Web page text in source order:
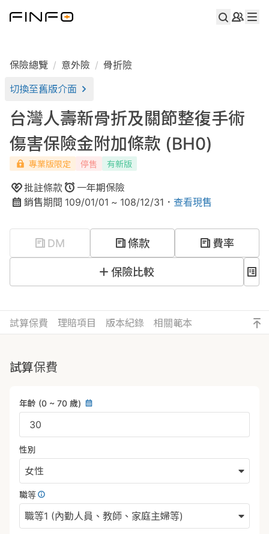
保險總覽 意外險
骨折險
切換至舊版介面
台灣人壽新骨折及關節整復手術
傷害保險金附加條款 (BH0)
專業版限定 停售 有新版
批註條款 一年期保險
銷售期間 109/01/01 ~ 108/12/31 ． 查看現售
DM 條款 費率
保險比較
試算保費 理賠項目 版本紀錄 相關範本
試算保費
年齡 (0 ~ 70 歲)
性別
女性
職等
職等1 (內勤人員、教師、家庭主婦等)